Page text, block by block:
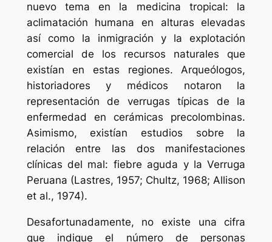
nuevo tema en la medicina tropical: la
aclimatación humana en alturas elevadas
así como la inmigración y la explotación
comercial de los recursos naturales que
existían en estas regiones. Arqueólogos,
historiadores y médicos notaron la
representación de verrugas típicas de la
enfermedad en cerámicas precolombinas.
Asimismo, existían estudios sobre la
relación entre las dos manifestaciones
clínicas del mal: fiebre aguda y la Verruga
Peruana (Lastres, 1957; Chultz, 1968; Allison
et al., 1974).
Desafortunadamente, no existe una cifra
que indique el número de personas